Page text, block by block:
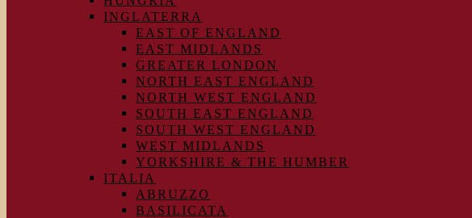
INGLATERRA
EAST OF ENGLAND
EAST MIDLANDS
GREATER LONDON
NORTH EAST ENGLAND
NORTH WEST ENGLAND
SOUTH EAST ENGLAND
SOUTH WEST ENGLAND
WEST MIDLANDS
YORKSHIRE & THE HUMBER
ITALIA
ABRUZZO
BASILICATA